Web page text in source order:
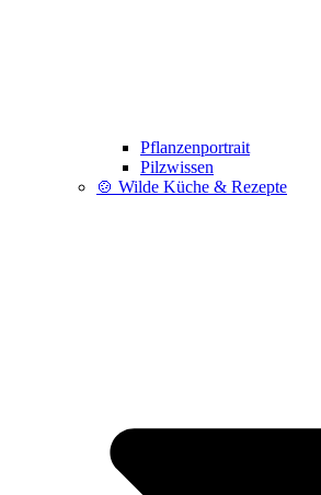
Pflanzenportrait
Pilzwissen
🍲 Wilde Küche & Rezepte